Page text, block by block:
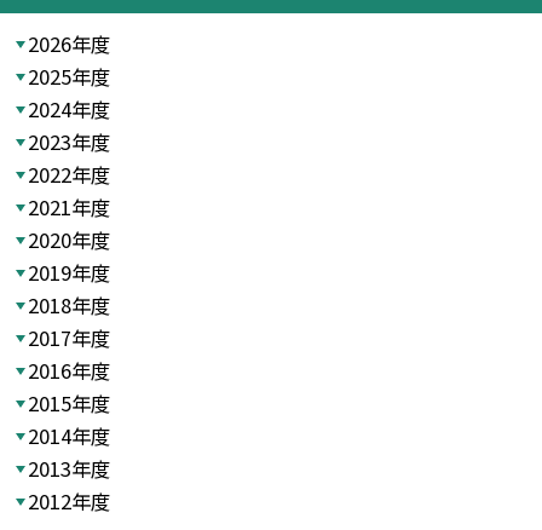
2026年度
2025年度
2024年度
2023年度
2022年度
2021年度
2020年度
2019年度
2018年度
2017年度
2016年度
2015年度
2014年度
2013年度
2012年度